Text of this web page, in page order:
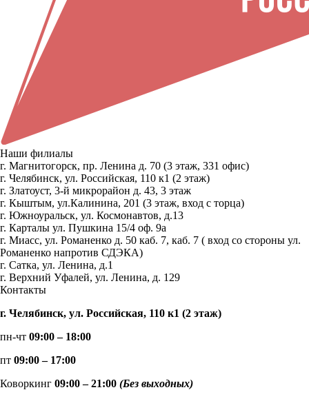
Наши филиалы
г. Магнитогорск, пр. Ленина д. 70 (3 этаж, 331 офис)
г. Челябинск, ул. Российская, 110 к1 (2 этаж)
г. Златоуст, 3-й микрорайон д. 43, 3 этаж
г. Кыштым, ул.Калинина, 201 (3 этаж, вход с торца)
г. Южноуральск, ул. Космонавтов, д.13
г. Карталы ул. Пушкина 15/4 оф. 9а
г. Миасс, ул. Романенко д. 50 каб. 7, каб. 7 ( вход со стороны ул.
Романенко напротив СДЭКА)
г. Сатка, ул. Ленина, д.1
г. Верхний Уфалей, ул. Ленина, д. 129
Контакты
г. Челябинск, ул. Российская, 110 к1 (2 этаж)
пн-чт 09:00 – 18:00
пт 09:00 – 17:00
Коворкинг 09:00 – 21:00 (Без выходных)